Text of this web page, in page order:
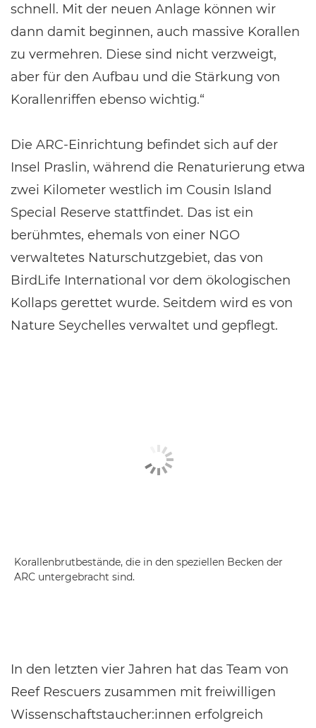
schnell. Mit der neuen Anlage können wir
dann damit beginnen, auch massive Korallen
zu vermehren. Diese sind nicht verzweigt,
aber für den Aufbau und die Stärkung von
Korallenriffen ebenso wichtig.“
Die ARC-Einrichtung befindet sich auf der
Insel Praslin, während die Renaturierung etwa
zwei Kilometer westlich im Cousin Island
Special Reserve stattfindet. Das ist ein
berühmtes, ehemals von einer NGO
verwaltetes Naturschutzgebiet, das von
BirdLife International vor dem ökologischen
Kollaps gerettet wurde. Seitdem wird es von
Nature Seychelles verwaltet und gepflegt.
Korallenbrutbestände, die in den speziellen Becken der
ARC untergebracht sind.
In den letzten vier Jahren hat das Team von
Reef Rescuers zusammen mit freiwilligen
Wissenschaftstaucher:innen erfolgreich